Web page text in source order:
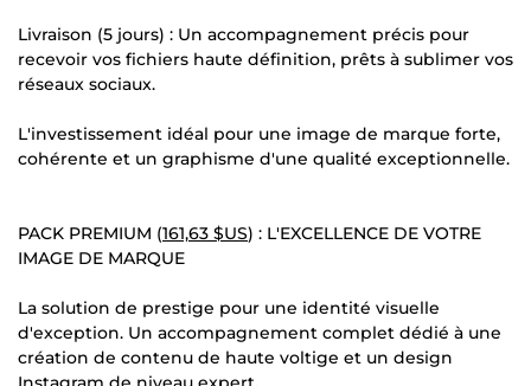
Livraison (5 jours) : Un accompagnement précis pour
recevoir vos fichiers haute définition, prêts à sublimer vos
réseaux sociaux.
L'investissement idéal pour une image de marque forte,
cohérente et un graphisme d'une qualité exceptionnelle.
PACK PREMIUM (161,63 $US) : L'EXCELLENCE DE VOTRE
IMAGE DE MARQUE
La solution de prestige pour une identité visuelle
d'exception. Un accompagnement complet dédié à une
création de contenu de haute voltige et un design